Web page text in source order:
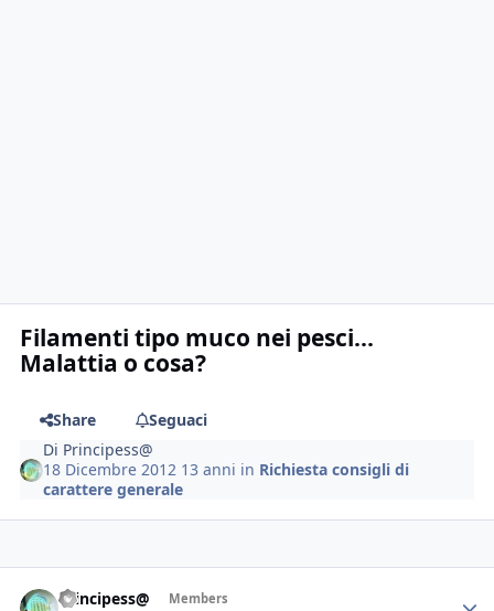
Filamenti tipo muco nei pesci...
Malattia o cosa?
Share
Seguaci
Di Principess@
18 Dicembre 2012 13 anni in Richiesta consigli di
carattere generale
Principess@ Members